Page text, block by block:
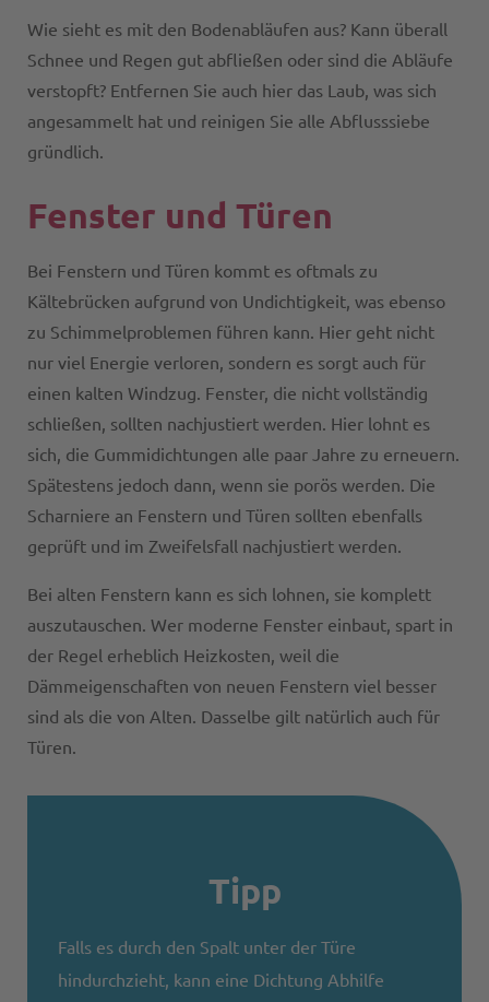
Wie sieht es mit den Bodenabläufen aus? Kann überall
Schnee und Regen gut abfließen oder sind die Abläufe
verstopft? Entfernen Sie auch hier das Laub, was sich
angesammelt hat und reinigen Sie alle Abflusssiebe
gründlich.
Fenster und Türen
Bei Fenstern und Türen kommt es oftmals zu
Kältebrücken aufgrund von Undichtigkeit, was ebenso
zu Schimmelproblemen führen kann. Hier geht nicht
nur viel Energie verloren, sondern es sorgt auch für
einen kalten Windzug. Fenster, die nicht vollständig
schließen, sollten nachjustiert werden. Hier lohnt es
sich, die Gummidichtungen alle paar Jahre zu erneuern.
Spätestens jedoch dann, wenn sie porös werden. Die
Scharniere an Fenstern und Türen sollten ebenfalls
geprüft und im Zweifelsfall nachjustiert werden.
Bei alten Fenstern kann es sich lohnen, sie komplett
auszutauschen. Wer moderne Fenster einbaut, spart in
der Regel erheblich Heizkosten, weil die
Dämmeigenschaften von neuen Fenstern viel besser
sind als die von Alten. Dasselbe gilt natürlich auch für
Türen.
Tipp
Falls es durch den Spalt unter der Türe
hindurchzieht, kann eine Dichtung Abhilfe